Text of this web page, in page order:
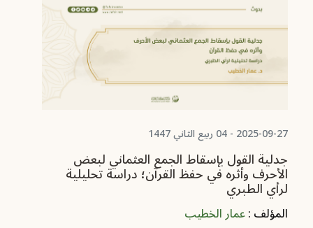
2025-09-27 - 04 ربيع الثاني 1447
جدلية القول بإسقاط الجمع العثماني لبعض
الأحرف وأثره في حفظ القرآن؛ دراسة تحليلية
لرأي الطبري
المؤلف :عمار الخطيب